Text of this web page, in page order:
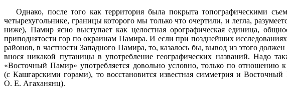
Однако, после того как территория была покрыта топографическими
четырехугольнике, границы которого мы только что очертили, и легла,
ниже), Памир ясно выступает как целостная орографическая единица,
приподнятости гор по окраинам Памира. И если при позднейших
районов, в частности Западного Памира, то, казалось бы, вывод из этого
внося никакой путаницы в употребление географических названий. Надо
«Восточный Памир» употребляется довольно условно, только по
(с Кашгарскими горами), то восстановится известная симметрия и
О. Е. Агаханянц).